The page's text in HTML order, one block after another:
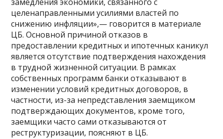
замедления экономики, связанного с
целенаправленными усилиями властей по
снижению инфляции»,— говорится в материале
ЦБ. Основной причиной отказов в
предоставлении кредитных и ипотечных каникул
является отсутствие подтверждения нахождения
в трудной жизненной ситуации. В рамках
собственных программ банки отказывают в
изменении условий кредитных договоров, в
частности, из-за непредставления заемщиком
подтверждающих документов, кроме того,
заемщики часто сами отказываются от
реструктуризации, поясняют в ЦБ.